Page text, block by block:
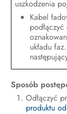
uszkodzenia
Kabel
układu
Sposób
Odłączyć
produktu
Dane